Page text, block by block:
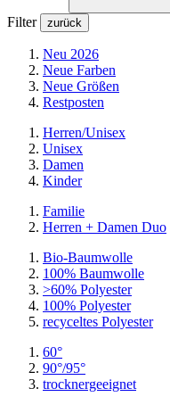
Filter zurück
Neu 2026
Neue Farben
Neue Größen
Restposten
Herren/Unisex
Unisex
Damen
Kinder
Familie
Herren + Damen Duo
Bio-Baumwolle
100% Baumwolle
>60% Polyester
100% Polyester
recyceltes Polyester
60°
90°/95°
trocknergeeignet